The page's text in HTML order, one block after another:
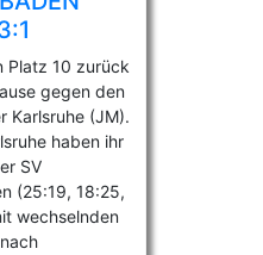
Platz 10 zurück
gegen den
Karlsruhe (JM).
haben ihr
SV
(25:19, 18:25,
wechselnden